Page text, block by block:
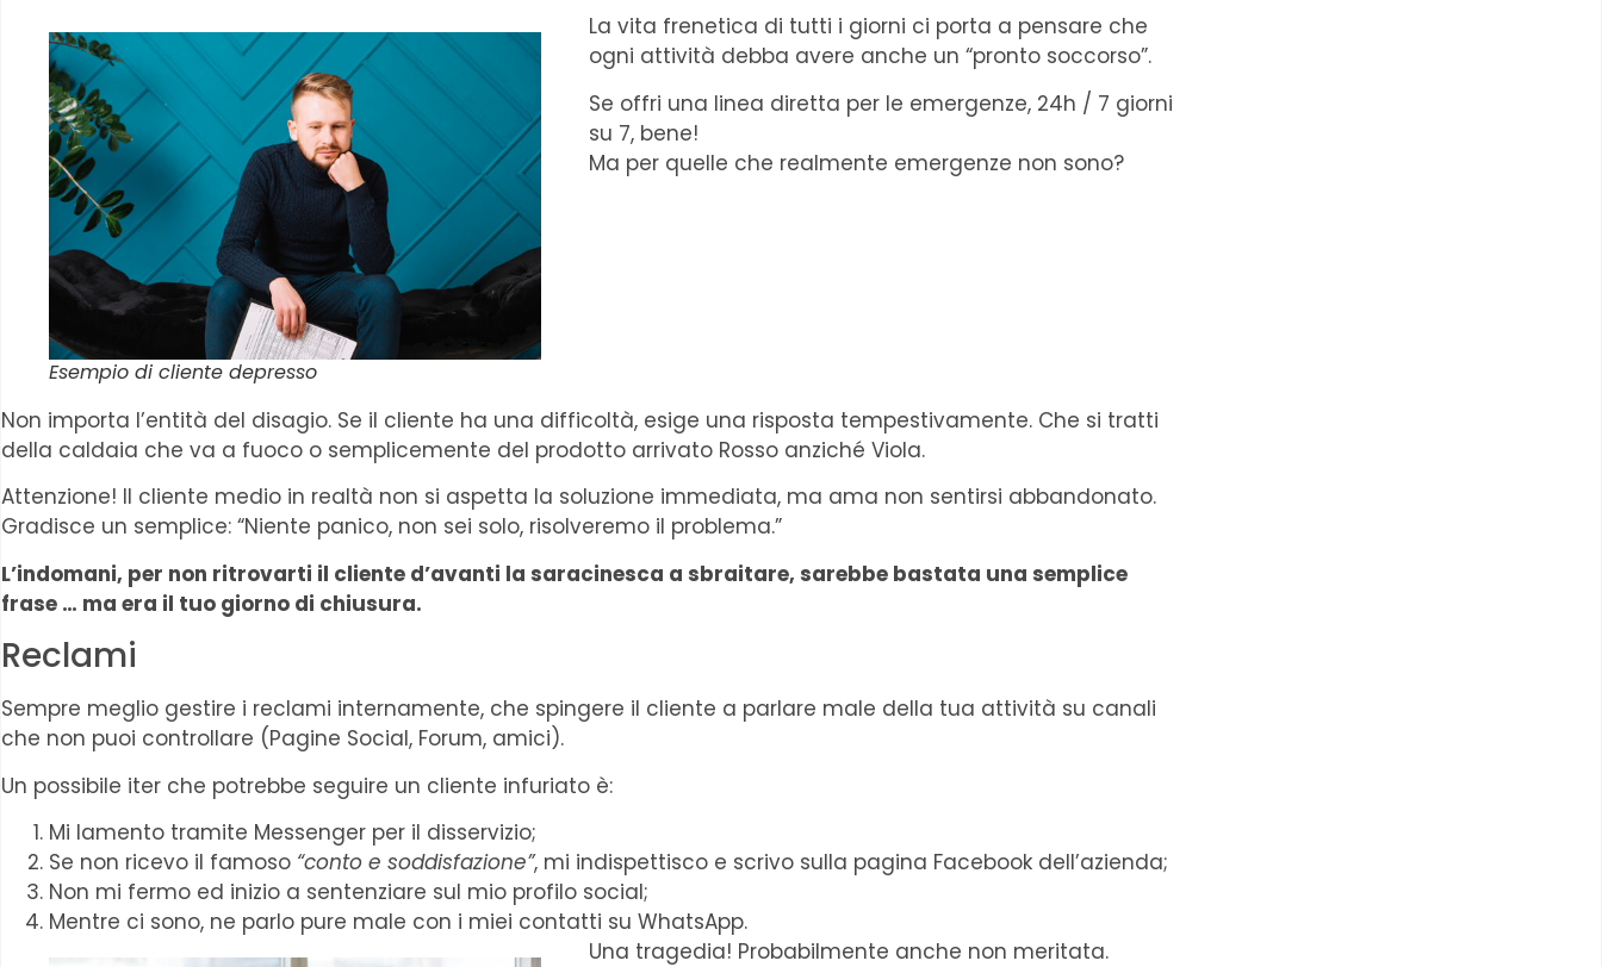
Esempio di cliente depresso
La vita frenetica di tutti i giorni ci porta a pensare che
ogni attività debba avere anche un “pronto soccorso”.
Se offri una linea diretta per le emergenze, 24h / 7 giorni
su 7, bene!
Ma per quelle che realmente emergenze non sono?
Non importa l’entità del disagio. Se il cliente ha una difficoltà, esige una risposta tempestivamente. Che si tratti
della caldaia che va a fuoco o semplicemente del prodotto arrivato Rosso anziché Viola.
Attenzione! Il cliente medio in realtà non si aspetta la soluzione immediata, ma ama non sentirsi abbandonato.
Gradisce un semplice: “Niente panico, non sei solo, risolveremo il problema.”
L’indomani, per non ritrovarti il cliente d’avanti la saracinesca a sbraitare, sarebbe bastata una semplice
frase … ma era il tuo giorno di chiusura.
Reclami
Sempre meglio gestire i reclami internamente, che spingere il cliente a parlare male della tua attività su canali
che non puoi controllare (Pagine Social, Forum, amici).
Un possibile iter che potrebbe seguire un cliente infuriato è:
Mi lamento tramite Messenger per il disservizio;
Se non ricevo il famoso “conto e soddisfazione”, mi indispettisco e scrivo sulla pagina Facebook dell’azienda;
Non mi fermo ed inizio a sentenziare sul mio profilo social;
Mentre ci sono, ne parlo pure male con i miei contatti su WhatsApp.
Una tragedia! Probabilmente anche non meritata.